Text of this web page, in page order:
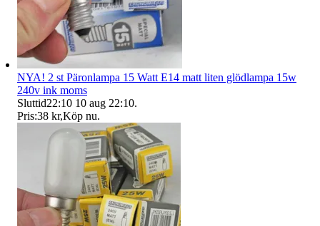
NYA! 2 st Päronlampa 15 Watt E14 matt liten glödlampa 15w
240v ink moms
Sluttid22:10 10 aug 22:10.
Pris:38 kr,Köp nu.